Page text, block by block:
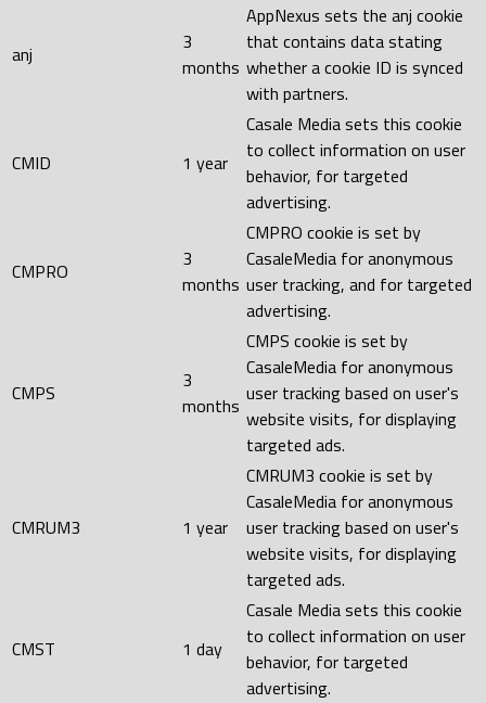
anj
3
months
AppNexus sets the anj cookie
that contains data stating
whether a cookie ID is synced
with partners.
CMID 1 year
Casale Media sets this cookie
to collect information on user
behavior, for targeted
advertising.
CMPRO
3
months
CMPRO cookie is set by
CasaleMedia for anonymous
user tracking, and for targeted
advertising.
CMPS
3
months
CMPS cookie is set by
CasaleMedia for anonymous
user tracking based on user's
website visits, for displaying
targeted ads.
CMRUM3 1 year
CMRUM3 cookie is set by
CasaleMedia for anonymous
user tracking based on user's
website visits, for displaying
targeted ads.
CMST 1 day
Casale Media sets this cookie
to collect information on user
behavior, for targeted
advertising.